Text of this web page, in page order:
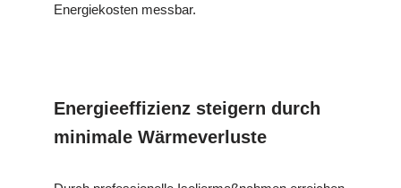
Energiekosten messbar.
Energieeffizienz steigern durch
minimale Wärmeverluste